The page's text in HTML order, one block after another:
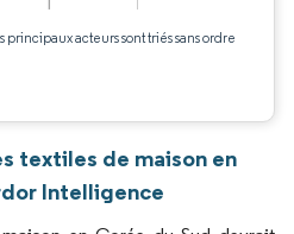
acteurs sont triés sans ordre
textiles de maison en
Intelligence